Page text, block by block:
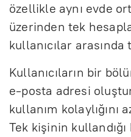
özellikle aynı evde
üzerinden tek
kullanıcılar arasında
Kullanıcıların bir
e-posta adresi
kullanım kolaylığını
Tek kişinin